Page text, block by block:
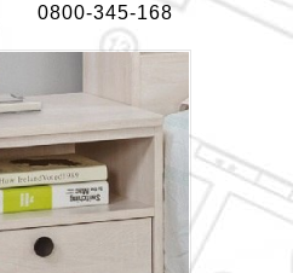
0800-345-168